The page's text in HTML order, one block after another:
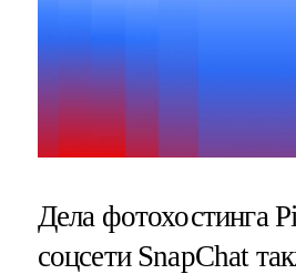
Дела фотохостинга
соцсети SnapChat